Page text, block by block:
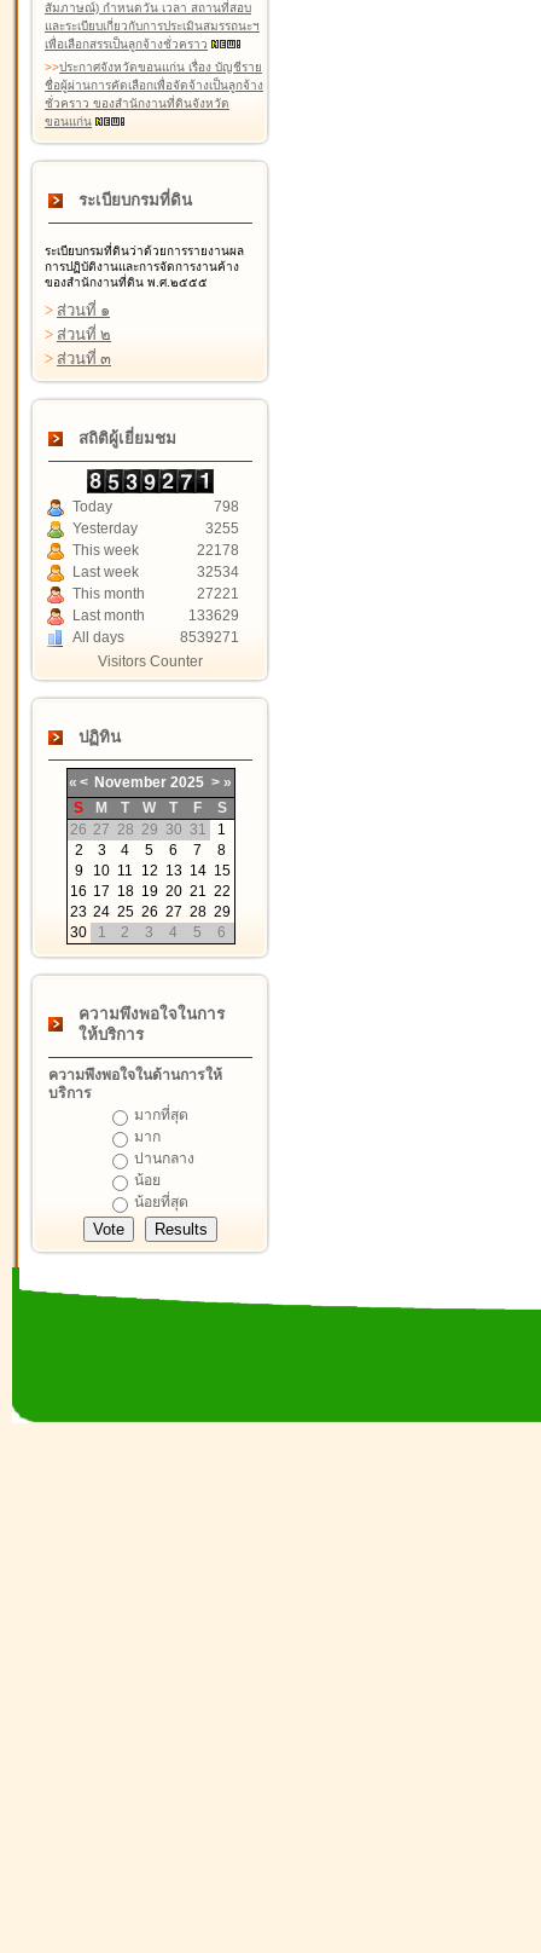
สัมภาษณ์) กำหนดวัน เวลา สถานที่สอบ
และระเบียบเกี่ยวกับการประเมินสมรรถนะฯ
เพื่อเลือกสรรเป็นลูกจ้างชั่วคราว
>>ประกาศจังหวัดขอนแก่น เรื่อง บัญชีราย
ชื่อผู้ผ่านการคัดเลือกเพื่อจัดจ้างเป็นลูกจ้าง
ชั่วคราว ของสำนักงานที่ดินจังหวัด
ขอนแก่น
ระเบียบกรมที่ดิน
ระเบียบกรมที่ดินว่าด้วยการรายงานผล
การปฏิบัติงานและการจัดการงานค้าง
ของสำนักงานที่ดิน พ.ศ.๒๕๕๕
> ส่วนที่ ๑
> ส่วนที่ ๒
> ส่วนที่ ๓
สถิติผู้เยี่ยมชม
Today
798
Yesterday
3255
This week
22178
Last week
32534
This month
27221
Last month
133629
All days
8539271
Visitors Counter
ปฏิทิน
« < November 2025 > »
S
M T W T F
S
26 27 28 29 30 31
1
2
3 4 5 6 7
8
9
10 11 12 13 14 15
16 17 18 19 20 21 22
23 24 25 26 27 28 29
30
1 2 3 4 5 6
ความพึงพอใจในการ
ให้บริการ
ความพึงพอใจในด้านการให้
บริการ
มากที่สุด
มาก
ปานกลาง
น้อย
น้อยที่สุด